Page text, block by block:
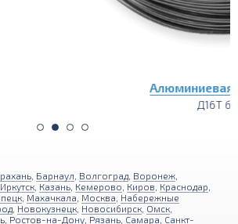
Барнаул Волгоград Воронеж
Иркутск Казань Кемерово Киров Краснодар
Махачкала Москва Набережные
Новокузнецк Новосибирск Омск
Ростов-на-Дону Рязань Самара Санкт-